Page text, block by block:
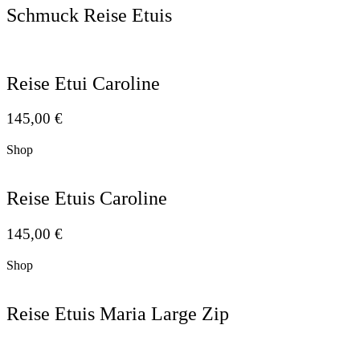
Schmuck Reise Etuis
Reise Etui Caroline
145,00 €
Shop
Reise Etuis Caroline
145,00 €
Shop
Reise Etuis Maria Large Zip